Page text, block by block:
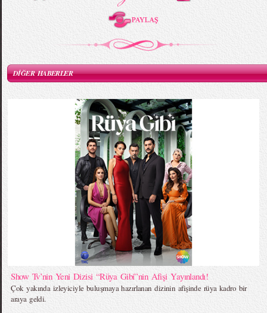
DİĞER HABERLER
Show Tv’nin Yeni Dizisi “Rüya Gibi”nin Afişi Yayınlandı!
Çok yakında izleyiciyle buluşmaya hazırlanan dizinin afişinde rüya kadro bir
araya geldi.